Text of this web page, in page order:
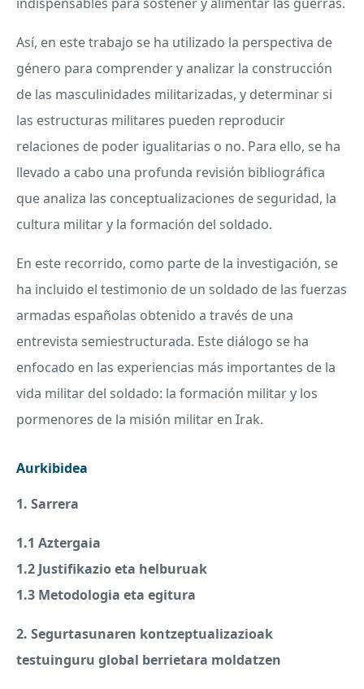
Así, en este trabajo se ha utilizado la perspectiva de
género para comprender y analizar la construcción
de las masculinidades militarizadas, y determinar si
las estructuras militares pueden reproducir
relaciones de poder igualitarias o no. Para ello, se ha
llevado a cabo una profunda revisión bibliográfica
que analiza las conceptualizaciones de seguridad, la
cultura militar y la formación del soldado.
En este recorrido, como parte de la investigación, se
ha incluido el testimonio de un soldado de las fuerzas
armadas españolas obtenido a través de una
entrevista semiestructurada. Este diálogo se ha
enfocado en las experiencias más importantes de la
vida militar del soldado: la formación militar y los
pormenores de la misión militar en Irak.
Aurkibidea
1. Sarrera
1.1 Aztergaia
1.2 Justifikazio eta helburuak
1.3 Metodologia eta egitura
2. Segurtasunaren kontzeptualizazioak
testuinguru global berrietara moldatzen